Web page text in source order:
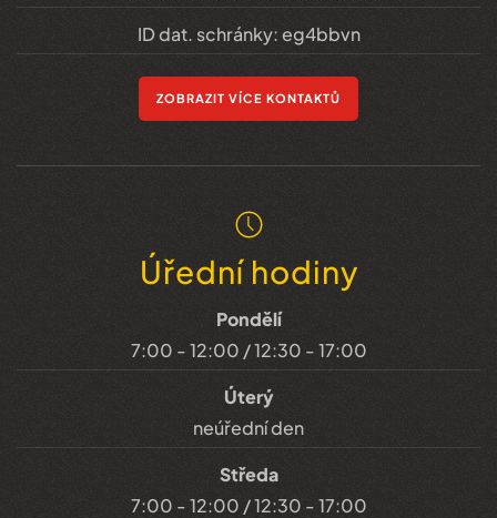
ID dat. schránky: eg4bbvn
ZOBRAZIT VÍCE KONTAKTŮ
Úřední hodiny
Pondělí
7:00 - 12:00 / 12:30 - 17:00
Úterý
neúřední den
Středa
7:00 - 12:00 / 12:30 - 17:00